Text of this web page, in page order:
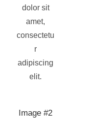
dolor sit
amet,
consectetu
r
adipiscing
elit.
Image #2